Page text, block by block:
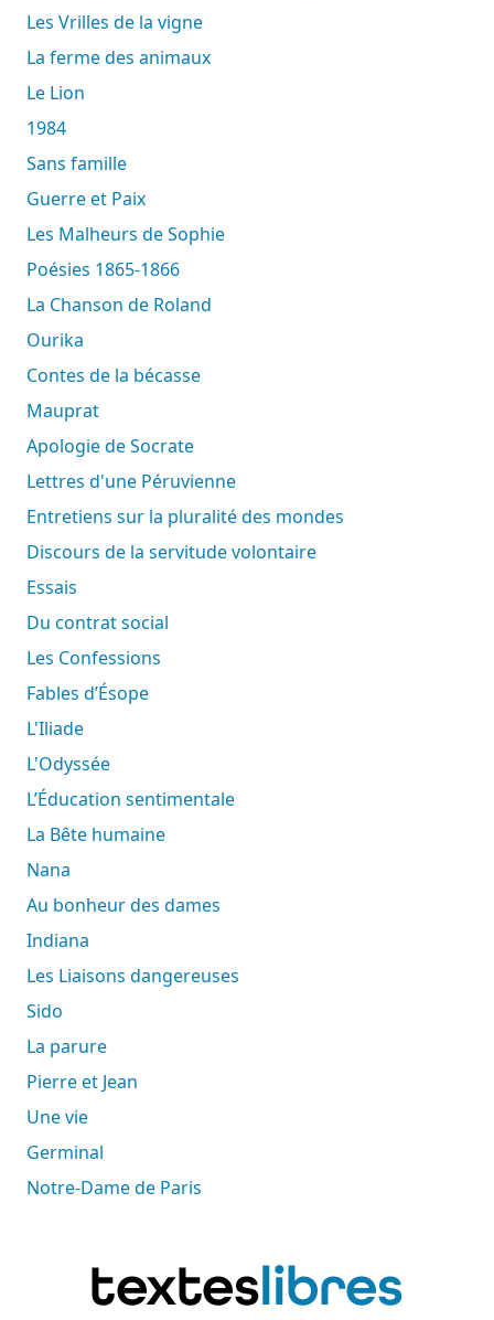
Les Vrilles de la vigne
La ferme des animaux
Le Lion
1984
Sans famille
Guerre et Paix
Les Malheurs de Sophie
Poésies 1865-1866
La Chanson de Roland
Ourika
Contes de la bécasse
Mauprat
Apologie de Socrate
Lettres d'une Péruvienne
Entretiens sur la pluralité des mondes
Discours de la servitude volontaire
Essais
Du contrat social
Les Confessions
Fables d’Ésope
L'Iliade
L'Odyssée
L’Éducation sentimentale
La Bête humaine
Nana
Au bonheur des dames
Indiana
Les Liaisons dangereuses
Sido
La parure
Pierre et Jean
Une vie
Germinal
Notre-Dame de Paris